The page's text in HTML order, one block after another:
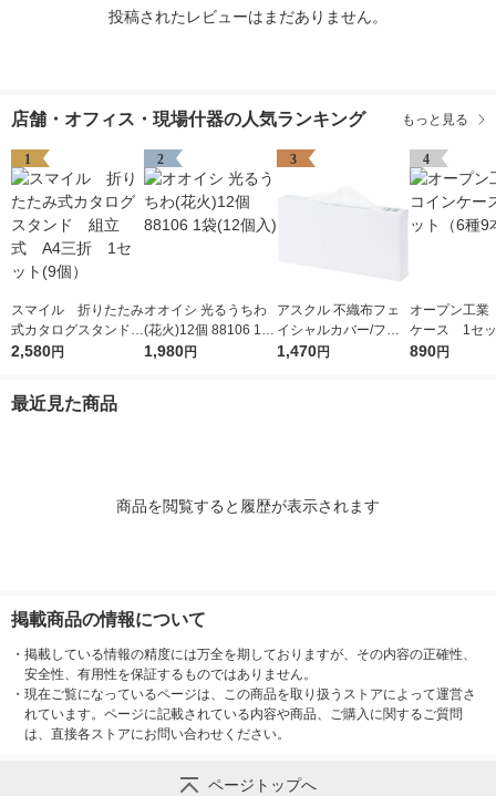
投稿されたレビューはまだありません。
店舗・オフィス・現場什器の人気ランキング もっと見る
1
スマイル 折りたたみ
式カタログスタンド
組立式 A4三折 1セ
2,580円
2
オオイシ 光るうちわ
(花火)12個 88106 1袋
(12個入)
1,980円
3
アスクル 不織布フェ
イシャルカバー/フェ
イスカバー オリジナ
1,470円
4
オープン工
ケース 1セ
種9本入）
890円
最近見た商品
商品を閲覧すると履歴が表示されます
掲載商品の情報について
・ 掲載している情報の精度には万全を期しておりますが、その内容の正確性、
安全性、有用性を保証するものではありません。
・ 現在ご覧になっているページは、この商品を取り扱うストアによって運営さ
れています。ページに記載されている内容や商品、ご購入に関するご質問
は、直接各ストアにお問い合わせください。
ページトップへ